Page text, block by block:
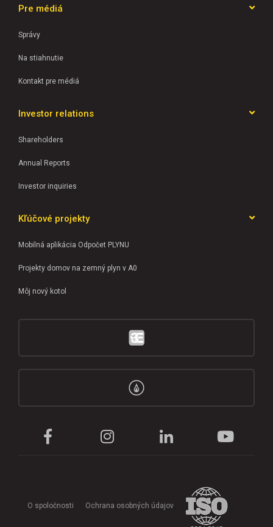
Pre médiá
Správy
Na stiahnutie
Kontakt pre médiá
Investor relations
Shareholders
Annual Reports
Investor inquiries
Kľúčové projekty
Mobilná aplikácia Odpočet PLYNU
Projekty domov na zemný plyn v A0
Môj nový kotol
O spoločnosti Ochrana osobných údajov